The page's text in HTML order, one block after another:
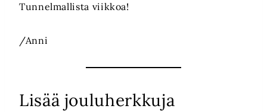
Tunnelmallista viikkoa!
/Anni
Lisää jouluherkkuja